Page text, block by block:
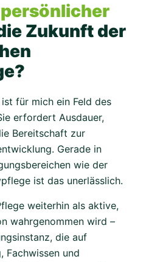
Zukunft der
für mich ein Feld des
erfordert Ausdauer,
Bereitschaft zur
Gerade in
wie der
ist das unerlässlich.
weiterhin als aktive,
wahrgenommen wird –
die auf
Fachwissen und